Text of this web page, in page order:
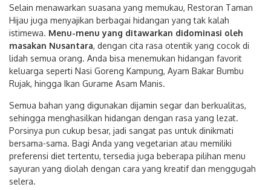
Selain menawarkan suasana yang memukau, Restoran Taman
Hijau juga menyajikan berbagai hidangan yang tak kalah
istimewa. Menu-menu yang ditawarkan didominasi oleh
masakan Nusantara, dengan cita rasa otentik yang cocok di
lidah semua orang. Anda bisa menemukan hidangan favorit
keluarga seperti Nasi Goreng Kampung, Ayam Bakar Bumbu
Rujak, hingga Ikan Gurame Asam Manis.
Semua bahan yang digunakan dijamin segar dan berkualitas,
sehingga menghasilkan hidangan dengan rasa yang lezat.
Porsinya pun cukup besar, jadi sangat pas untuk dinikmati
bersama-sama. Bagi Anda yang vegetarian atau memiliki
preferensi diet tertentu, tersedia juga beberapa pilihan menu
sayuran yang diolah dengan cara yang kreatif dan menggugah
selera.